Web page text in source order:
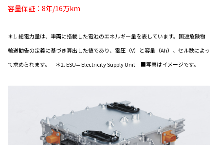
容量保証：8年/16万km
＊1. 総電力量は、車両に搭載した電池のエネルギー量を表しています。国連危険物
輸送勧告の定義に基づき算出した値であり、電圧（V）と容量（Ah）、セル数によっ
て求められます。 ＊2. ESU＝Electricity Supply Unit ■写真はイメージです。